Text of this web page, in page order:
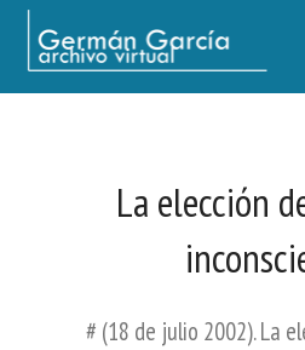
Germán García - Archivo Virtual /
La elección
# (18 de julio 2002). La